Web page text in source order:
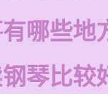
哪些地
琴比较